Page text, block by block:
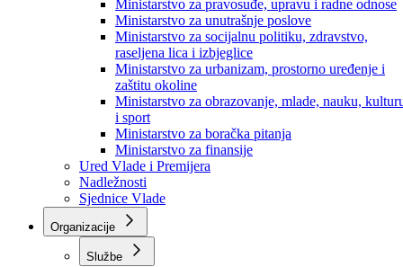
Ministarstva
Ministarstvo za privredu
Ministarstvo za pravosuđe, upravu i radne odnose
Ministarstvo za unutrašnje poslove
Ministarstvo za socijalnu politiku, zdravstvo,
raseljena lica i izbjeglice
Ministarstvo za urbanizam, prostorno uređenje i
zaštitu okoline
Ministarstvo za obrazovanje, mlade, nauku,
i sport
Ministarstvo za boračka pitanja
Ministarstvo za finansije
Ured Vlade i Premijera
Nadležnosti
Sjednice Vlade